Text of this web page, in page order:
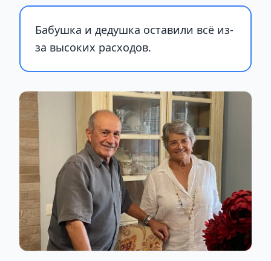
Бабушка и дедушка оставили всё из-
за высоких расходов.